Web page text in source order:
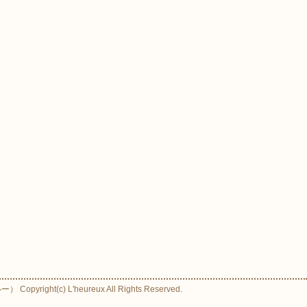
） Copyright(c) L'heureux All Rights Reserved.